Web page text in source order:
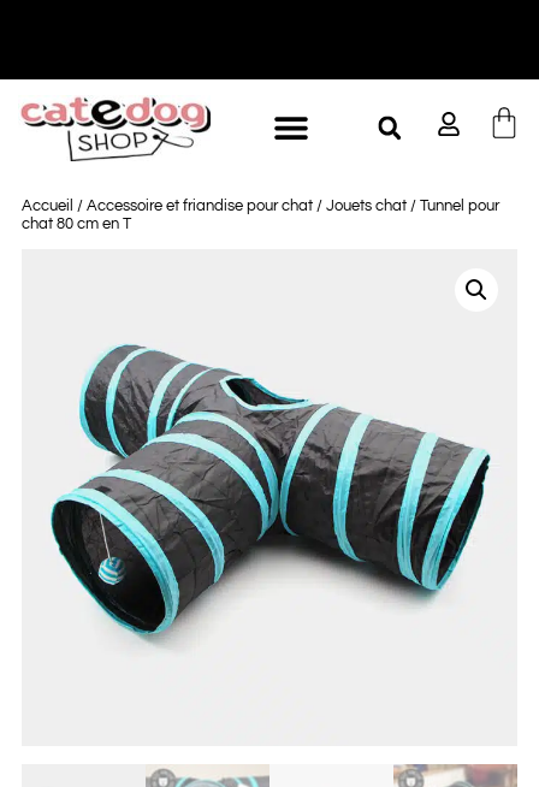
-10% à partir de 60€ d'achat
Accueil / Accessoire et friandise pour chat/ Jouets chat/ Tunnel pour
chat 80 cm en T